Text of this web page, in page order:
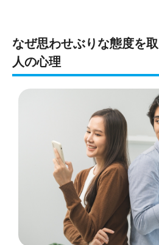
なぜ思わせぶりな態度を
人の心理